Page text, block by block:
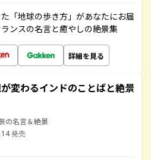
「地球の歩き方」があなたにお届
ンスの名言と癒やしの絶景集
詳細を見る
変わるインドのことばと絶景
の名言＆絶景
発売